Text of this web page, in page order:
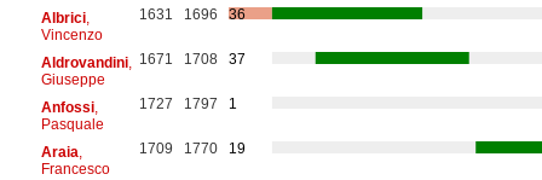
Albrici,
Vincenzo
1631 1696 36
Aldrovandini,
Giuseppe
1671 1708 37
Anfossi,
Pasquale
1727 1797 1
Araia
Francesco
1709 1770 19